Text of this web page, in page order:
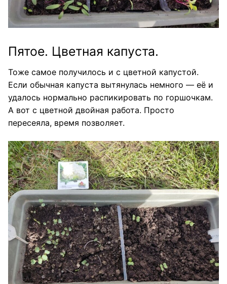
Пятое. Цветная капуста.
Тоже самое получилось и с цветной капустой.
Если обычная капуста вытянулась немного — её и
удалось нормально распикировать по горшочкам.
А вот с цветной двойная работа. Просто
пересеяла, время позволяет.